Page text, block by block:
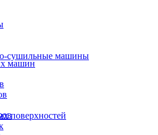
сушильные машины
поверхностей
машин